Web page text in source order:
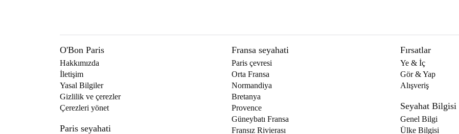
O'Bon Paris
Hakkımızda
İletişim
Yasal Bilgiler
Gizlilik ve çerezler
Çerezleri yönet
Paris seyahati
Fransa seyahati
Paris çevresi
Orta Fransa
Normandiya
Bretanya
Provence
Güneybatı Fransa
Fransız Rivierası
Fırsatlar
Ye & İç
Gör & Yap
Alışveriş
Seyahat Bilgisi
Genel Bilgi
Ülke Bilgisi